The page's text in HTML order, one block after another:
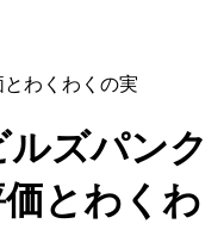
わくわくの実
ルズパンク
価とわくわ